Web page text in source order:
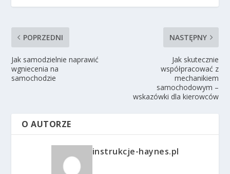
POPRZEDNI
Jak samodzielnie naprawić
wgniecenia na
samochodzie
NASTĘPNY
Jak skutecznie
współpracować z
mechanikiem
samochodowym –
wskazówki dla kierowców
O AUTORZE
instrukcje-haynes.pl